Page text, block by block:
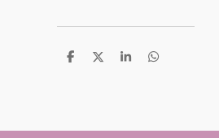
D
D
S
D